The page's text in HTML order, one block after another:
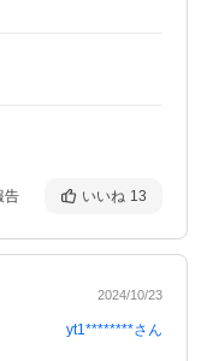
告 いいね 13
2024/10/23
yt1********さん